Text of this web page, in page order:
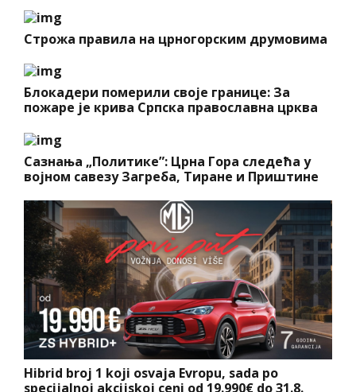
Строжа правила на црногорским друмовима
Блокадери померили своје границе: За
пожаре је крива Српска православна црква
Сазнања „Политике”: Црна Гора следећа у
војном савезу Загреба, Тиране и Приштине
Hibrid broj 1 koji osvaja Evropu, sada po
specijalnoj akcijskoj ceni od 19.990€ do 31.8.